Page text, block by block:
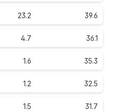
23.2 39.6
4.7 36.1
1.6 35.3
1.2 32.5
1.5 31.7